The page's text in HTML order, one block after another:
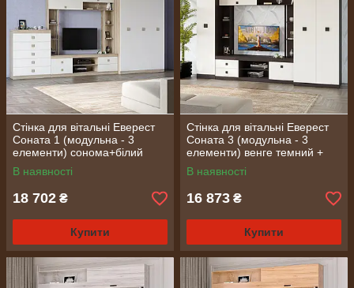
Стінка для вітальні Еверест
Соната 1 (модульна - 3
елементи) сонома+білий
(DTM-2236)
В наявності
18 702 ₴
Купити
Стінка для вітальні Еверест
Соната 3 (модульна - 3
елементи) венге темний +
білий (DTM-2514)
В наявності
16 873 ₴
Купити